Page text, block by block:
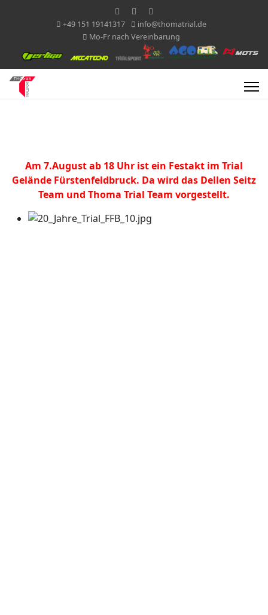
+49 151 19141317
info@thomatrial.de
Mo-Fr nach Vereinbarung
Am 7.August ab 18 Uhr ist ein Festakt im Trial
Gelände Fürstenfeldbruck. Da wird das Dellen Seitz
Team und Thoma Trial Team vorgestellt.